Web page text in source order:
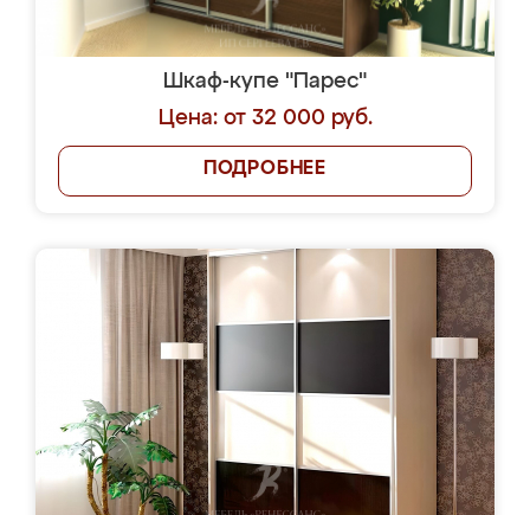
Шкаф-купе "Парес"
Цена: от 32 000 руб.
ПОДРОБНЕЕ